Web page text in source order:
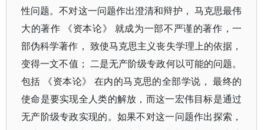
性问题。不对这一问题作出澄清和辩护， 马克思最伟
大的著作 《资本论》 就成为一部不严谨的著作，一
部伪科学著作， 致使马克思主义丧失学理上的依据，
变得一文不值； 二是无产阶级专政何以可能的问题。
包括 《资本论》 在内的马克思的全部学说， 最终的
使命是要实现全人类的解放，而这一宏伟目标是通过
无产阶级专政实现的。如果不对这一问题作出探索，